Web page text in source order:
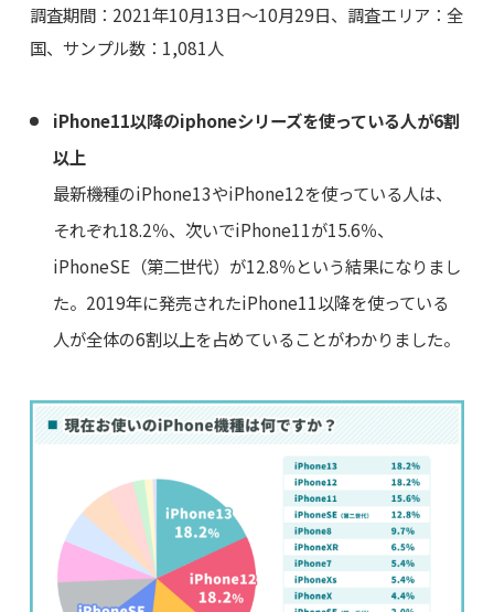
調査期間：2021年10月13日～10月29日、調査エリア：全
国、サンプル数：1,081人
iPhone11以降のiphoneシリーズを使っている人が6割
以上
最新機種のiPhone13やiPhone12を使っている人は、
それぞれ18.2％、次いでiPhone11が15.6％、
iPhoneSE（第二世代）が12.8％という結果になりまし
た。2019年に発売されたiPhone11以降を使っている
人が全体の6割以上を占めていることがわかりました。